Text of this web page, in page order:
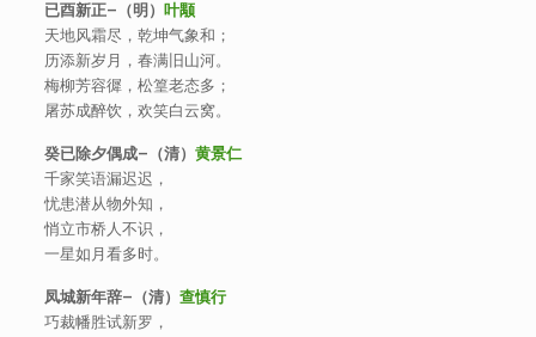
已酉新正– （明） 叶颙
天地风霜尽，乾坤气象和；
历添新岁月，春满旧山河。
梅柳芳容徲，松篁老态多；
屠苏成醉饮，欢笑白云窝。
癸已除夕偶成– （清） 黄景仁
千家笑语漏迟迟，
忧患潜从物外知，
悄立市桥人不识，
一星如月看多时。
凤城新年辞– （清） 查慎行
巧裁幡胜试新罗，